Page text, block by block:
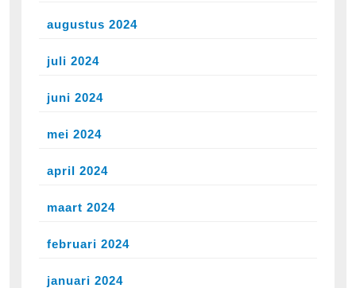
augustus 2024
juli 2024
juni 2024
mei 2024
april 2024
maart 2024
februari 2024
januari 2024